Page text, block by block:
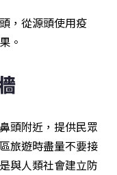
，從源頭使用疫
。
頭附近，提供民眾
旅遊時盡量不要接
與人類社會建立防